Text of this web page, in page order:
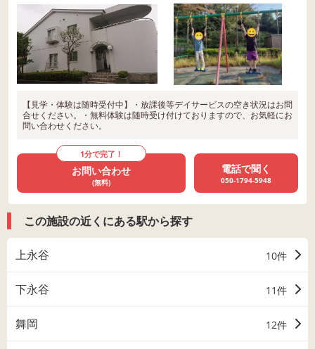
【見学・体験は随時受付中】・放課後等デイサービスの空き状況はお問
合せください。・無料体験は随時受け付けておりますので、お気軽にお
問い合わせください。
1分で完了！
お問い合わせ
(無料)
電話で聞く
050-1794-5948
この施設の近くにある駅から探す
上永谷 10件
下永谷 11件
舞岡 12件